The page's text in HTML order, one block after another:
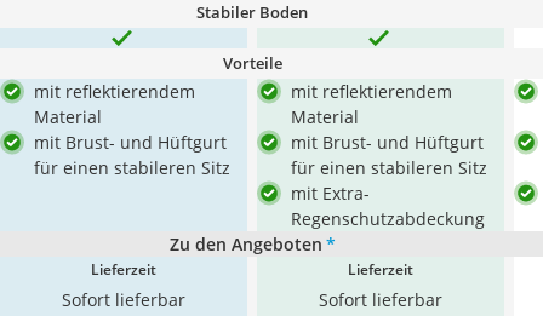
Stabiler Boden
Vorteile
mit reflektierendem
Material
mit Brust- und Hüftgurt
für einen stabileren Sitz
mit reflektierendem
Material
mit Brust- und Hüftgurt
für einen stabileren Sitz
mit Extra-
Regenschutzabdeckung
Zu den Angeboten *
Lieferzeit
Sofort lieferbar
Lieferzeit
Sofort lieferbar